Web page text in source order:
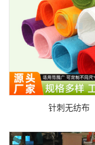
针刺无纺布